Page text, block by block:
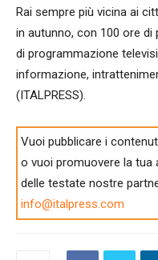
Rai sempre più vicina ai
in autunno, con 100 ore
di programmazione
informazione,
(ITALPRESS).
Vuoi pubblicare i
o vuoi promuovere la
delle testate nostre
info@italpress.com